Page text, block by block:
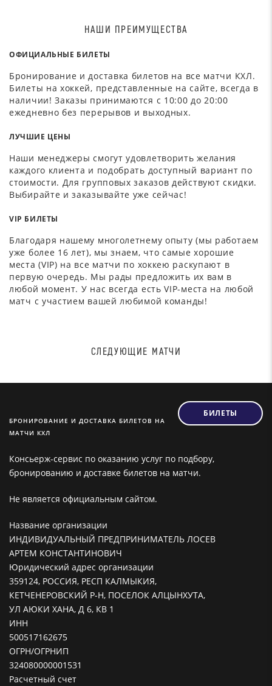
НАШИ ПРЕИМУЩЕСТВА
ОФИЦИАЛЬНЫЕ БИЛЕТЫ
Бронирование и доставка билетов на все матчи КХЛ.
Билеты на хоккей, представленные на сайте, всегда в
наличии! Заказы принимаются с 10:00 до 20:00
ежедневно без перерывов и выходных.
ЛУЧШИЕ ЦЕНЫ
Наши менеджеры смогут удовлетворить желания
каждого клиента и подобрать доступный вариант по
стоимости. Для групповых заказов действуют скидки.
Выбирайте и заказывайте уже сейчас!
VIP БИЛЕТЫ
Благодаря нашему многолетнему опыту (мы работаем
уже более 16 лет), мы знаем, что самые хорошие
места (VIP) на все матчи по хоккею раскупают в
первую очередь. Мы рады предложить их вам в
любой момент. У нас всегда есть VIP-места на любой
матч с участием вашей любимой команды!
СЛЕДУЮЩИЕ МАТЧИ
БРОНИРОВАНИЕ И ДОСТАВКА БИЛЕТОВ НА
МАТЧИ КХЛ
БИЛЕТЫ
Консьерж-сервис по оказанию услуг по подбору,
бронированию и доставке билетов на матчи.
Не является официальным сайтом.
Название организации
ИНДИВИДУАЛЬНЫЙ ПРЕДПРИНИМАТЕЛЬ ЛОСЕВ
АРТЕМ КОНСТАНТИНОВИЧ
Юридический адрес организации
359124, РОССИЯ, РЕСП КАЛМЫКИЯ,
КЕТЧЕНЕРОВСКИЙ Р-Н, ПОСЕЛОК АЛЦЫНХУТА,
УЛ АЮКИ ХАНА, Д 6, КВ 1
ИНН
500517162675
ОГРН/ОГРНИП
324080000001531
Расчетный счет